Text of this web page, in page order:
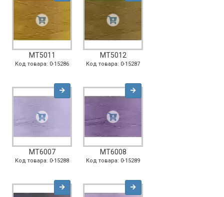
MT5011
Код товара: 0-15286
MT5012
Код товара: 0-15287
MT6007
Код товара: 0-15288
MT6008
Код товара: 0-15289